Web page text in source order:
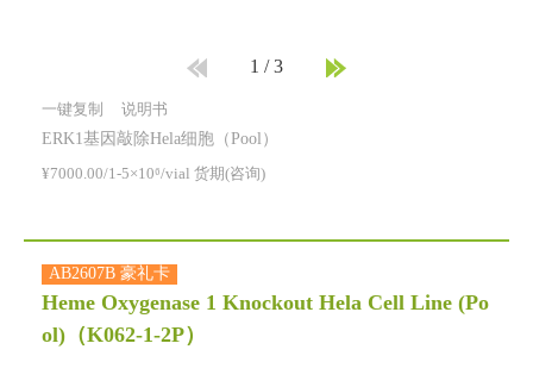
1 /3
一键复制 说明书
ERK1基因敲除Hela细胞（Pool）
¥7000.00/1-5×10⁶/vial 货期(咨询)
AB2607B 豪礼卡
Heme Oxygenase 1 Knockout Hela Cell Line (Po
ol) （K062-1-2P）